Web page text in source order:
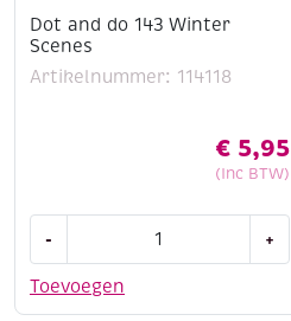
Dot and do 143 Winter
Scenes
Artikelnummer: 114118
€ 5,95
(Inc BTW)
Toevoegen
-
do
+